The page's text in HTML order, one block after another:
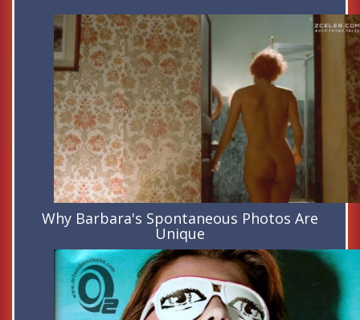
Why Barbara's Spontaneous Photos Are
Unique